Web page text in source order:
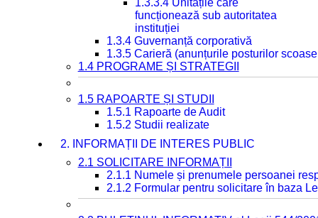
1.3.3.4 Unitățile care
funcționează sub autoritatea
instituției
1.3.4 Guvernanță corporativă
1.3.5 Carieră (anunțurile posturilor
1.4 PROGRAME ȘI STRATEGII
1.5 RAPOARTE ȘI STUDII
1.5.1 Rapoarte de Audit
1.5.2 Studii realizate
2. INFORMAȚII DE INTERES PUBLIC
2.1 SOLICITARE INFORMAȚII
2.1.1 Numele și prenumele persoanei
2.1.2 Formular pentru solicitare în baza